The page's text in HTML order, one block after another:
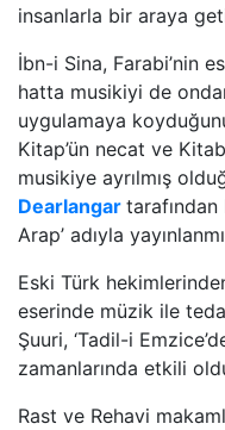
insanlarla bir araya
İbn-i Sina, Farabi’nin
hatta musikiyi de
uygulamaya
Kitap’ün necat ve
musikiye ayrılmış
Dearlangar tarafından
Arap’ adıyla
Eski Türk
eserinde müzik ile
Şuuri, ‘Tadil-i
zamanlarında etkili
Rast ve Rehavi